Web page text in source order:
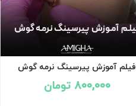
فیلم آموزش پیرسینگ نرمه گوش
800,000 تومان